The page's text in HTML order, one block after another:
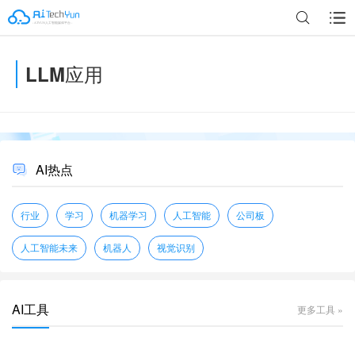
LLM应用
AI热点
行业 学习 机器学习 人工智能 公司板
人工智能未来 机器人 视觉识别
AI工具 更多工具 »